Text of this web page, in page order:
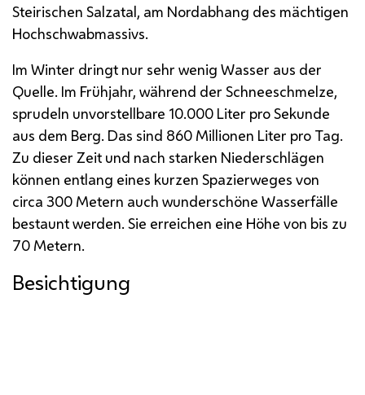
Steirischen Salzatal, am Nordabhang des mächtigen
Hochschwabmassivs.
Im Winter dringt nur sehr wenig Wasser aus der
Quelle. Im Frühjahr, während der Schneeschmelze,
sprudeln unvorstellbare 10.000 Liter pro Sekunde
aus dem Berg. Das sind 860 Millionen Liter pro Tag.
Zu dieser Zeit und nach starken Niederschlägen
können entlang eines kurzen Spazierweges von
circa 300 Metern auch wunderschöne Wasserfälle
bestaunt werden. Sie erreichen eine Höhe von bis zu
70 Metern.
Besichtigung